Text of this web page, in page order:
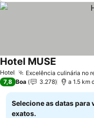
Hotel Excelência culinária no
Hotel MUSE
7,8 Boa 3.278 a 1.5 km
Selecione as datas para
exatos.